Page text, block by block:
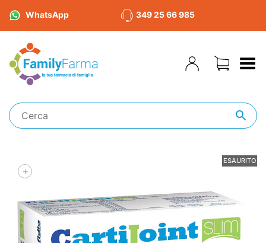
WhatsApp 349 25 66 985
Toggle Menu
ESAURITO
+